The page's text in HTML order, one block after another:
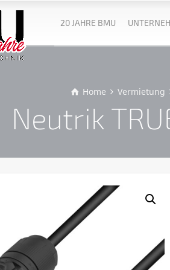
20 JAHRE BMU
Home Vermietung
Neutrik